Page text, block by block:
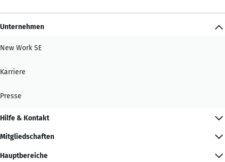
Unternehmen
New Work SE
Karriere
Presse
Hilfe & Kontakt
Mitgliedschaften
Hauptbereiche